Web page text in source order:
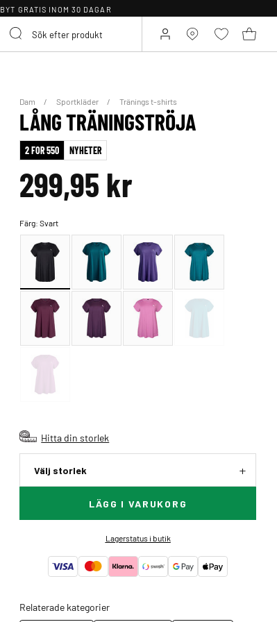
BYT GRATIS INOM 30 DAGAR
Dam Sportkläder Tränings t-shirts
LÅNG TRÄNINGSTRÖJA
2 FOR 550 NYHETER
299,95 kr
Färg:Svart
Hitta din storlek
Välj storlek
LÄGG I VARUKORG
Lagerstatus i butik
Relaterade kategorier